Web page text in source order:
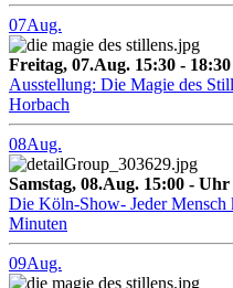
Für Interviewanfragen
wenden Sie sich bitte an die
Pressestelle
07Aug.
Freitag, 07.Aug. 15:30 -
Ausstellung: Die Magie des
Horbach
08Aug.
Samstag, 08.Aug. 15:00 - Uhr
Die Köln-Show- Jeder
Minuten
09Aug.